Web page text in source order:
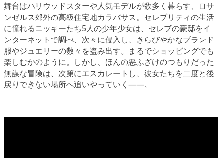
舞台はハリウッドスターや人気モデルが数多く暮らす、ロサ
ンゼルス郊外の高級住宅地カラバサス。セレブリティの生活
に憧れるニッキーたち5人の少年少女は、セレブの豪邸をイ
ンターネットで調べ、次々に侵入し、きらびやかなブランド
服やジュエリーの数々を盗み出す。まるでショッピングでも
楽しむかのように。しかし、ほんの悪ふざけのつもりだった
無謀な冒険は、次第にエスカレートし、彼女たちを二度と後
戻りできない場所へ追いやっていく――。